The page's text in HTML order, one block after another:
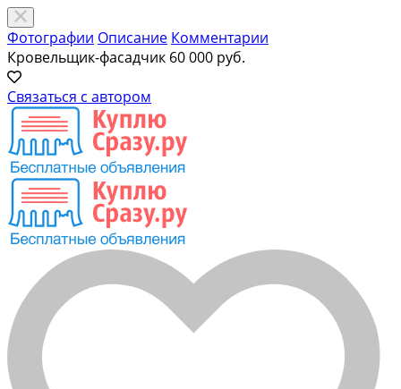
Фотографии Описание Комментарии
Кровельщик-фасадчик 60 000 руб.
Связаться с автором